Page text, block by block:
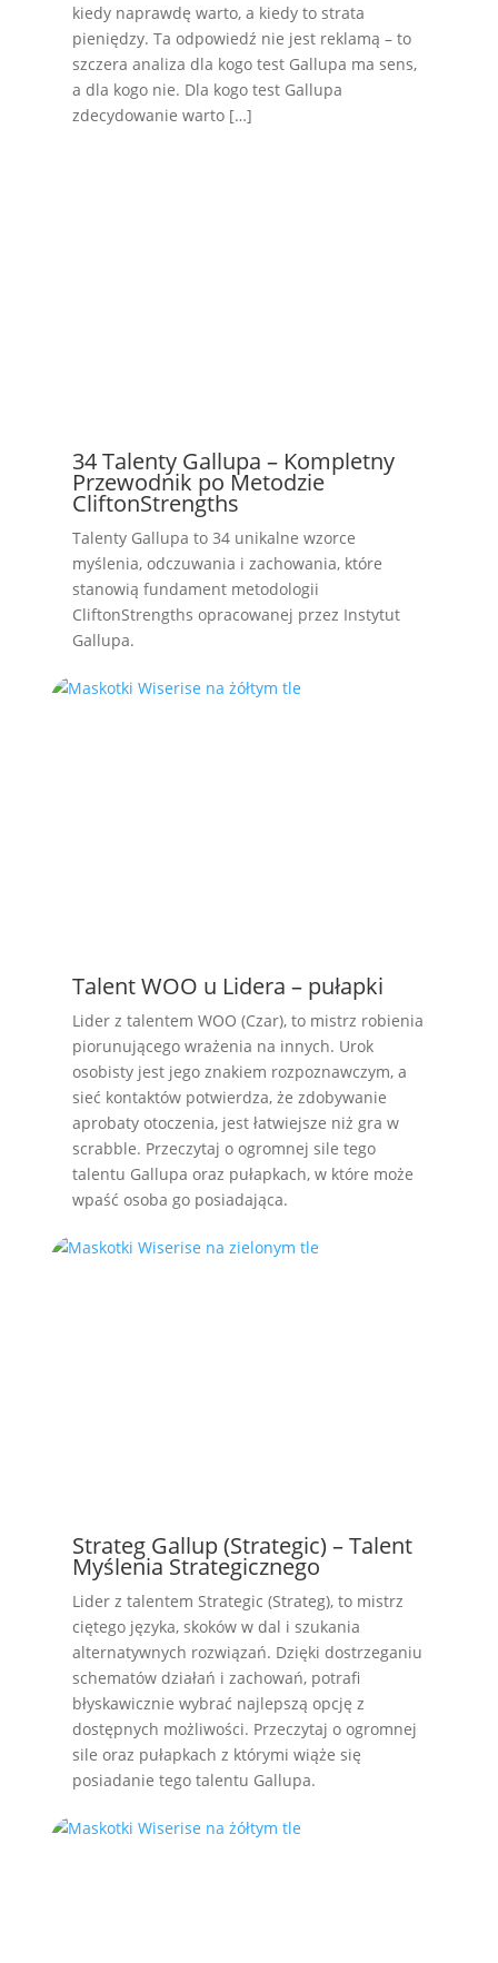
kiedy naprawdę warto, a kiedy to strata
pieniędzy. Ta odpowiedź nie jest reklamą – to
szczera analiza dla kogo test Gallupa ma sens,
a dla kogo nie. Dla kogo test Gallupa
zdecydowanie warto […]
34 Talenty Gallupa – Kompletny
Przewodnik po Metodzie
CliftonStrengths
Talenty Gallupa to 34 unikalne wzorce
myślenia, odczuwania i zachowania, które
stanowią fundament metodologii
CliftonStrengths opracowanej przez Instytut
Gallupa.
Talent WOO u Lidera – pułapki
Lider z talentem WOO (Czar), to mistrz robienia
piorunującego wrażenia na innych. Urok
osobisty jest jego znakiem rozpoznawczym, a
sieć kontaktów potwierdza, że zdobywanie
aprobaty otoczenia, jest łatwiejsze niż gra w
scrabble. Przeczytaj o ogromnej sile tego
talentu Gallupa oraz pułapkach, w które może
wpaść osoba go posiadająca.
Strateg Gallup (Strategic) – Talent
Myślenia Strategicznego
Lider z talentem Strategic (Strateg), to mistrz
ciętego języka, skoków w dal i szukania
alternatywnych rozwiązań. Dzięki dostrzeganiu
schematów działań i zachowań, potrafi
błyskawicznie wybrać najlepszą opcję z
dostępnych możliwości. Przeczytaj o ogromnej
sile oraz pułapkach z którymi wiąże się
posiadanie tego talentu Gallupa.